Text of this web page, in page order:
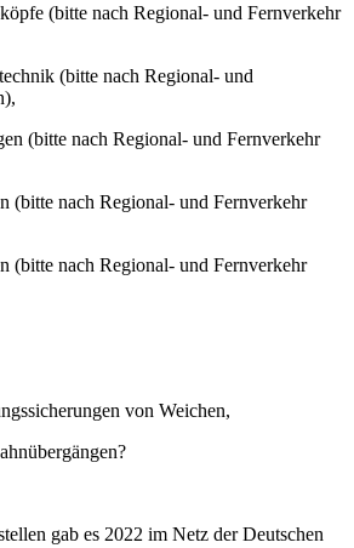
(bitte nach Regional- und Fernverkehr
(bitte nach Regional- und
(bitte nach Regional- und Fernverkehr
(bitte nach Regional- und Fernverkehr
(bitte nach Regional- und Fernverkehr
von Weichen,
gab es 2022 im Netz der Deutschen